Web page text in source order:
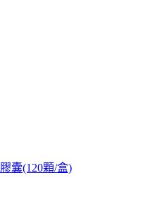
囊(120顆/盒)